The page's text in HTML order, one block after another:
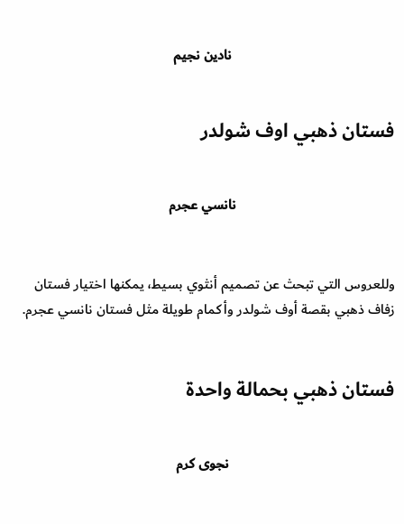
نادين نجيم
فستان ذهبي اوف شولدر
نانسي عجرم
وللعروس التي تبحث عن تصميم أنثوي بسيط، يمكنها اختيار فستان
زفاف ذهبي بقصة أوف شولدر وأكمام طويلة مثل فستان نانسي عجرم.
فستان ذهبي بحمالة واحدة
نجوى كرم